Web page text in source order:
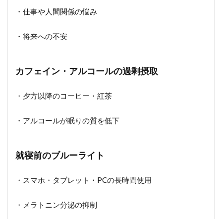
・仕事や人間関係の悩み
・将来への不安
カフェイン・アルコールの過剰摂取
・夕方以降のコーヒー・紅茶
・アルコールが眠りの質を低下
就寝前のブルーライト
・スマホ・タブレット・PCの長時間使用
・メラトニン分泌の抑制